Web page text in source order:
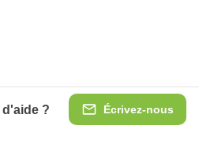
Écrivez-nous
d'aide ?